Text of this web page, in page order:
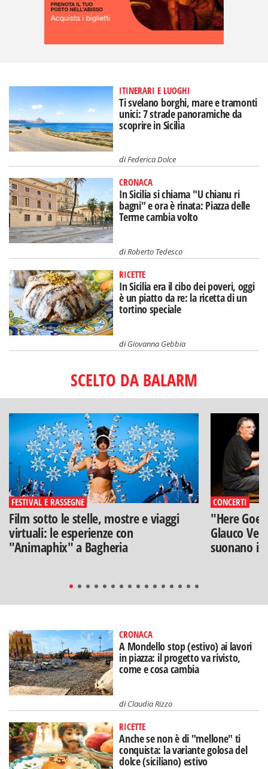
ITINERARI E LUOGHI
Ti svelano borghi, mare e tramonti
unici: 7 strade panoramiche da
scoprire in Sicilia
diFederica Dolce
CRONACA
In Sicilia si chiama "U chianu ri
bagni" e ora è rinata: Piazza delle
Terme cambia volto
diRoberto Tedesco
RICETTE
In Sicilia era il cibo dei poveri, oggi
è un piatto da re: la ricetta di un
tortino speciale
diGiovanna Gebbia
SCELTO DA BALARM
FESTIVAL E RASSEGNE
Film sotto le stelle, mostre e viaggi
virtuali: le esperienze con
"Animaphix" a Bagheria
CONCERTI
"Here
Glauco
suonano i
CRONACA
A Mondello stop (estivo) ai lavori
in piazza: il progetto va rivisto,
come e cosa cambia
diClaudia Rizzo
RICETTE
Anche se non è di "mellone" ti
conquista: la variante golosa del
dolce (siciliano) estivo